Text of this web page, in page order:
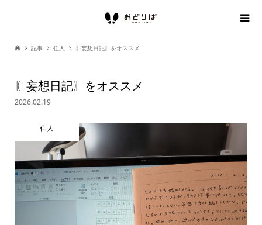
記事 住人 〖妄想日記〗をオススメ
〖妄想日記〗をオススメ
2026.02.19
住人